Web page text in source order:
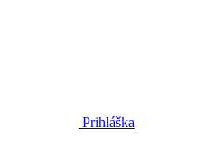
Prihláška